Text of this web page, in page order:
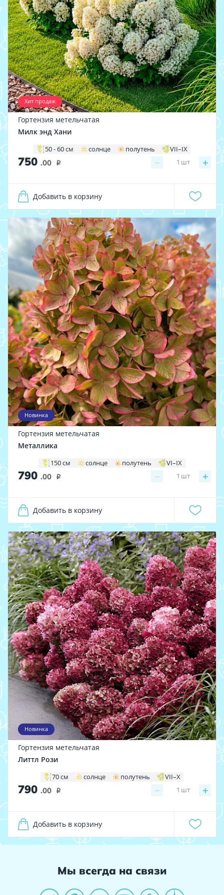
Хит продаж
Гортензия метельчатая
Милк энд Хани
50 - 60 см солнце полутень VII–IХ
750 .00 i − +
1 шт
Добавить в корзину
Новинка
Гортензия метельчатая
Металлика
150 см солнце полутень VI–IX
790 .00 i − +
1 шт
Добавить в корзину
Новинка
Гортензия метельчатая
Литтл Рози
70 см солнце полутень VII–X
790 .00 i − +
1 шт
Добавить в корзину
Мы всегда на связи